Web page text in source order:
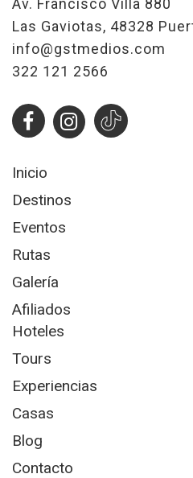
Av. Francisco Villa 880
Las Gaviotas, 48328
info@gstmedios.com
322 121 2566
Inicio
Destinos
Eventos
Rutas
Galería
Afiliados
Hoteles
Tours
Experiencias
Casas
Blog
Contacto